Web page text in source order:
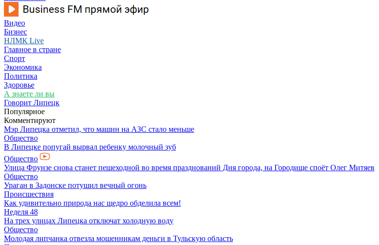
Видео
Бизнес
НЛМК Live
Главное в стране
Спорт
Экономика
Политика
Здоровье
А знаете ли вы
Говорит Липецк
Популярное
Комментируют
Мэр Липецка отметил, что машин на АЗС стало меньше
Общество
В Липецке попугай вырвал ребенку молочный зуб
Общество
Улица Фрунзе снова станет пешеходной во время празднований Дня города, на Городище споёт Олег Митяев
Общество
Ураган в Задонске потушил вечный огонь
Происшествия
Как удивительно природа нас щедро обделила всем!
Неделя 48
На трех улицах Липецка отключат холодную воду
Общество
Молодая липчанка отвезла мошенникам деньги в Тульскую область